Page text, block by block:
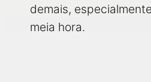
demais,
meia hora.